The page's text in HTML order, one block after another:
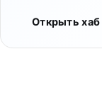
Открыть хаб